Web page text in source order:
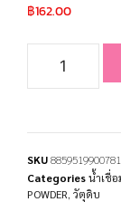
฿162.00
SKU8859519900781
Categoriesน้ำเชื่อ
POWDER วัตุดิบ